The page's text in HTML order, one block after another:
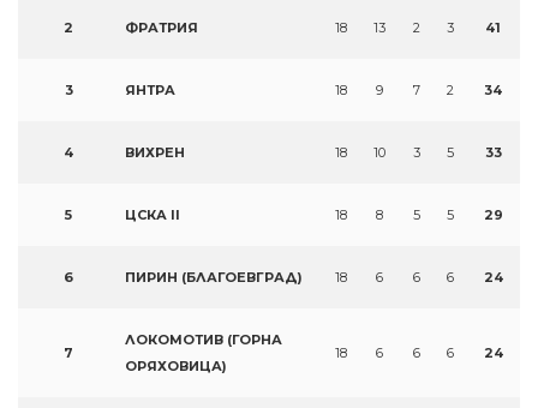
2 ФРАТРИЯ 18 13 2 3 41
3 ЯНТРА 18 9 7 2 34
4 ВИХРЕН 18 10 3 5 33
5 ЦСКА II 18 8 5 5 29
6 ПИРИН (БЛАГОЕВГРАД) 18 6 6 6 24
7
ЛОКОМОТИВ (ГОРНА
ОРЯХОВИЦА)
18 6 6 6 24